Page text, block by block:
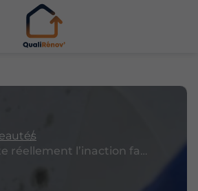
Combien coûte réellement l’inaction face à l’humidité ?